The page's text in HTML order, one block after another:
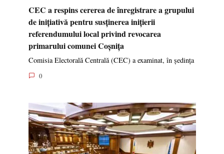
CEC a respins cererea de înregistrare a grupului
de inițiativă pentru susținerea inițierii
referendumului local privind revocarea
primarului comunei Coșnița
Comisia Electorală Centrală (CEC) a examinat, în ședința
0